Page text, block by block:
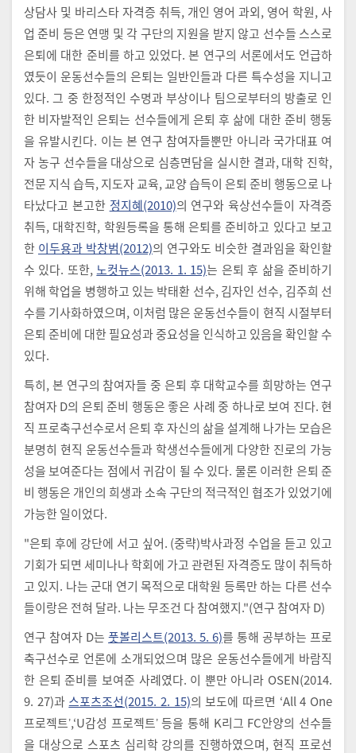
상담사 및 바리스타 자격증 취득, 개인 영어 과외, 영어 학원, 사
업 준비 등은 연맹 및 각 구단의 지원을 받지 않고 선수들 스스로
은퇴에 대한 준비를 하고 있었다. 본 연구의 서론에서도 언급하
였듯이 운동선수들의 은퇴는 일반인들과 다른 특수성을 지니고
있다. 그 중 한정적인 수명과 부상이나 팀으로부터의 방출로 인
한 비자발적인 은퇴는 선수들에게 은퇴 후 삶에 대한 준비 행동
을 유발시킨다. 이는 본 연구 참여자들뿐만 아니라 국가대표 여
자 농구 선수들을 대상으로 심층면담을 실시한 결과, 대학 진학,
전문 지식 습득, 지도자 교육, 교양 습득이 은퇴 준비 행동으로 나
타났다고 본고한 정지혜(2010)의 연구와 육상선수들이 자격증
취득, 대학진학, 학원등록을 통해 은퇴를 준비하고 있다고 보고
한 이두용과 박창범(2012)의 연구와도 비슷한 결과임을 확인할
수 있다. 또한, 노컷뉴스(2013. 1. 15)는 은퇴 후 삶을 준비하기
위해 학업을 병행하고 있는 박태환 선수, 김자인 선수, 김주희 선
수를 기사화하였으며, 이처럼 많은 운동선수들이 현직 시절부터
은퇴 준비에 대한 필요성과 중요성을 인식하고 있음을 확인할 수
있다.
특히, 본 연구의 참여자들 중 은퇴 후 대학교수를 희망하는 연구
참여자 D의 은퇴 준비 행동은 좋은 사례 중 하나로 보여 진다. 현
직 프로축구선수로서 은퇴 후 자신의 삶을 설계해 나가는 모습은
분명히 현직 운동선수들과 학생선수들에게 다양한 진로의 가능
성을 보여준다는 점에서 귀감이 될 수 있다. 물론 이러한 은퇴 준
비 행동은 개인의 희생과 소속 구단의 적극적인 협조가 있었기에
가능한 일이었다.
"은퇴 후에 강단에 서고 싶어. (중략)박사과정 수업을 듣고 있고
기회가 되면 세미나나 학회에 가고 관련된 자격증도 많이 취득하
고 있지. 나는 군대 연기 목적으로 대학원 등록만 하는 다른 선수
들이랑은 전혀 달라. 나는 무조건 다 참여했지."(연구 참여자 D)
연구 참여자 D는 풋볼리스트(2013. 5. 6)를 통해 공부하는 프로
축구선수로 언론에 소개되었으며 많은 운동선수들에게 바람직
한 은퇴 준비를 보여준 사례였다. 이 뿐만 아니라 OSEN(2014.
9. 27)과 스포츠조선(2015. 2. 15)의 보도에 따르면 ‘All 4 One
프로젝트ʼ,ʻU감성 프로젝트ʼ 등을 통해 K리그 FC안양의 선수들
을 대상으로 스포츠 심리학 강의를 진행하였으며, 현직 프로선